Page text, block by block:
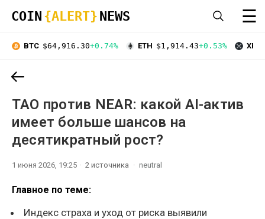
COIN {ALERT} NEWS ☰
BTC $64,916.30+0.74% ETH $1,914.43+0.53% XRP
TAO против NEAR: какой AI-актив
имеет больше шансов на
десятикратный рост?
1 июня 2026, 19:25 2 источника neutral
Главное по теме:
Индекс страха и уход от риска выявили